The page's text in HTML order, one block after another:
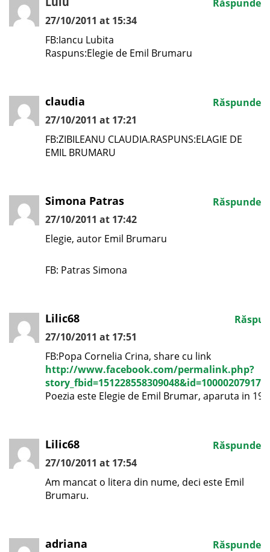
27/10/2011 at 15:34
FB:Iancu Lubita
Raspuns:Elegie de Emil Brumaru
Răspunde
claudia
27/10/2011 at 17:21
FB:ZIBILEANU CLAUDIA.RASPUNS:ELAGIE DE
EMIL BRUMARU
Răspunde
Simona Patras
27/10/2011 at 17:42
Elegie, autor Emil Brumaru
FB: Patras Simona
Răspunde
Lilic68
27/10/2011 at 17:51
FB:Popa Cornelia Crina, share cu link
http://www.facebook.com/permalink.php?
Poezia este Elegie de Emil Brumar, aparuta in
Lilic68
27/10/2011 at 17:54
Am mancat o litera din nume, deci este Emil
Brumaru.
Răspunde
adriana Răspunde